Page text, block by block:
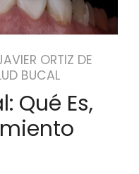
ORTIZ DE
BUCAL
Qué Es,